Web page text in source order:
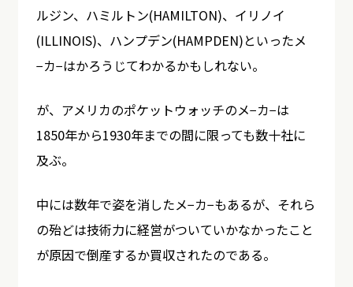
ルジン、ハミルトン(HAMILTON)、イリノイ
(ILLINOIS)、ハンプデン(HAMPDEN)といったメ
−カ−はかろうじてわかるかもしれない。
が、アメリカのポケットウォッチのメ−カ−は
1850年から1930年までの間に限っても数十社に
及ぶ。
中には数年で姿を消したメ−カ−もあるが、それら
の殆どは技術力に経営がついていかなかったこと
が原因で倒産するか買収されたのである。